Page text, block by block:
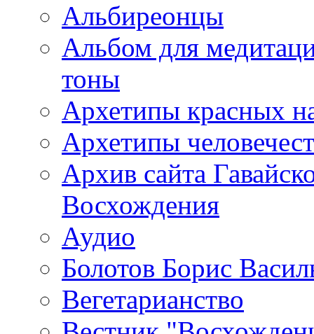
Альбиреонцы
Альбом для
тоны
Архетипы красных
Архетипы
Архив сайта
Восхождения
Аудио
Болотов Борис
Вегетарианство